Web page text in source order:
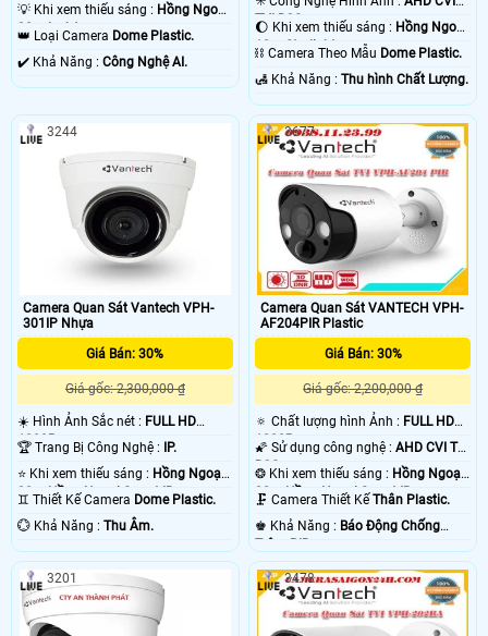
💡 Khi xem thiếu sáng : Hồng Ngoại
30m Led Array.
👑 Loại Camera Dome Plastic.
️✔️ Khả Năng : Công Nghệ AI.
TVI BCS.
🌔 Khi xem thiếu sáng : Hồng Ngoại
10m Starlight.
⛓ Camera Theo Mẫu Dome Plastic.
️🛃 Khả Năng :Thu hình Chất Lượng.
Camera Quan Sát Vantech VPH-
301IP Nhựa
Giá Bán: 30%
Giá gốc: 2,300,000 ₫
☀️ Hình Ảnh Sắc nét : FULL HD
1080P .
🏆 Trang Bị Công Nghệ : IP.
⭐ Khi xem thiếu sáng : Hồng Ngoại
30m Hồng Ngoại Smart IR.
♊ Thiết Kế Camera Dome Plastic.
️💮 Khả Năng : Thu Âm.
3244
Camera Quan Sát VANTECH VPH-
AF204PIR Plastic
Giá Bán: 30%
Giá gốc: 2,200,000 ₫
🔅 Chất lượng hình Ảnh : FULL HD
1080P .
🌠 Sử dụng công nghệ :AHD CVI TVI
BCS.
❂ Khi xem thiếu sáng : Hồng Ngoại
30m Hồng Ngoại Smart IR.
🗜️ Camera Thiết KếThân Plastic.
️♚ Khả Năng : Báo Động Chống
Trộm PIR.
3677
3201 3478